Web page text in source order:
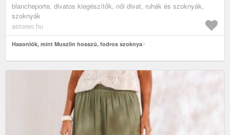
blancheporte, divatos kiegészítők, női divat, ruhák és szoknyák,
szoknyák
astoreo.hu
Hasonlók, mint Muszlin hosszú, fodros szoknya